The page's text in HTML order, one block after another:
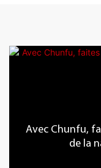
Avec Chunfu,
de la